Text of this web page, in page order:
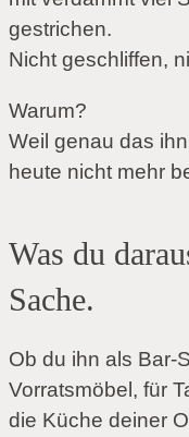
gestrichen.
Nicht geschliffen,
Warum?
Weil genau das
heute nicht mehr
Was du
Sache.
Ob du ihn als Bar-
Vorratsmöbel, für
die Küche deiner